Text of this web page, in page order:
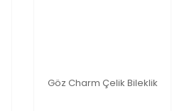
Göz Charm Çelik Bileklik